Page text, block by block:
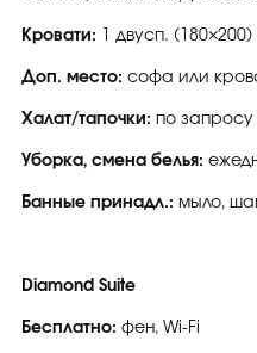
Кровати: 1 двусп.
Доп. место: софа или
Халат/тапочки: по запросу
Уборка, смена белья:
Банные принадл.: мыло,
Diamond Suite
Бесплатно: фен, Wi-Fi